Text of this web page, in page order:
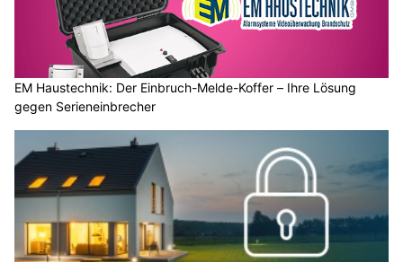
EM Haustechnik: Der Einbruch-Melde-Koffer – Ihre Lösung
gegen Serieneinbrecher